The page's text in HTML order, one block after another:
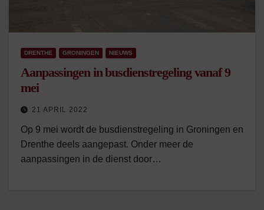
DRENTHE GRONINGEN NIEUWS
Aanpassingen in busdienstregeling vanaf 9
mei
21 APRIL 2022
Op 9 mei wordt de busdienstregeling in Groningen en
Drenthe deels aangepast. Onder meer de
aanpassingen in de dienst door…